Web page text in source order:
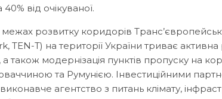
від очікуваної.
розвитку коридорів
T) на території України триває активна
також модернізація пунктів пропуску на
та Румунією. Інвестиційними
агентство з питань клімату,